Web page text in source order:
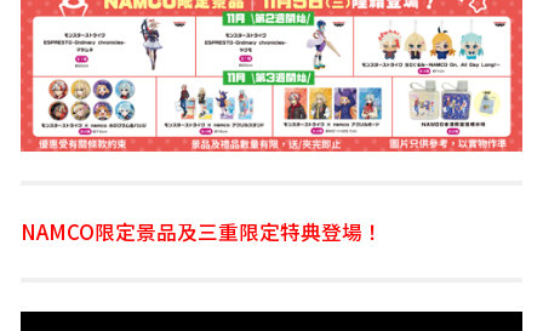
NAMCO限定景品及三重限定特典登場！